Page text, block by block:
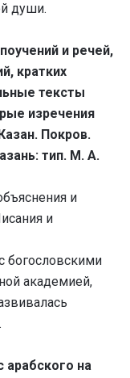
души.
и речей,
кратких
тексты
изречения
Покров.
тип. М. А.
и
и
богословскими
академией,
арабского на